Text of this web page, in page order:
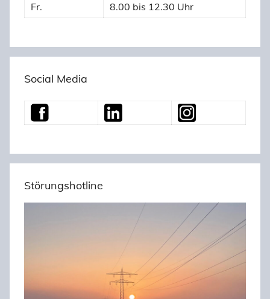
Fr.
8.00 bis 12.30 Uhr
Social Media
Störungshotline